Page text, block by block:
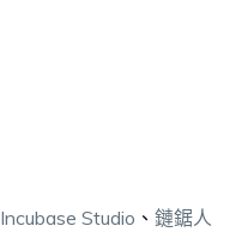
Incubase Studio 、 鏈鋸人